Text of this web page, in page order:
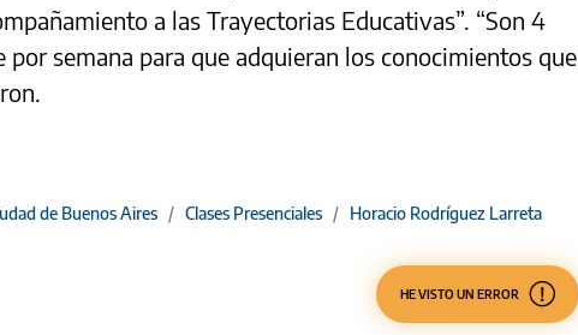
a las Trayectorias Educativas”. “Son 4
por semana para que adquieran los conocimientos que
de Buenos Aires / Clases Presenciales / Horacio Rodríguez Larreta
HE VISTO UN ERROR